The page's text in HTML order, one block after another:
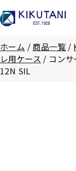
ホーム / 商品一覧 /
レ用ケース / コン
12N SIL